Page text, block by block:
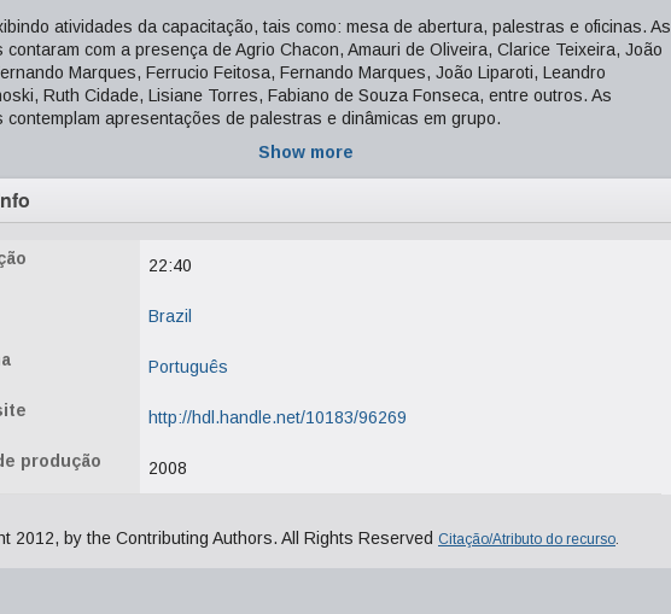
atividades da capacitação, tais como: mesa de abertura, palestras e oficinas. As
contaram com a presença de Agrio Chacon, Amauri de Oliveira, Clarice Teixeira, João
Marques, Ferrucio Feitosa, Fernando Marques, João Liparoti, Leandro
Ruth Cidade, Lisiane Torres, Fabiano de Souza Fonseca, entre outros. As
contemplam apresentações de palestras e dinâmicas em grupo.
Show more
22:40
Brazil
Português
http://hdl.handle.net/10183/96269
produção 2008
2012, by the Contributing Authors. All Rights Reserved Citação/Atributo do recurso.